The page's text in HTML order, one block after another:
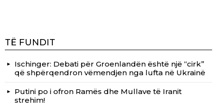
TË FUNDIT
Ischinger: Debati për Groenlandën është një “cirk”
që shpërqendron vëmendjen nga lufta në Ukrainë
Putini po i ofron Ramës dhe Mullave të Iranit
strehim!